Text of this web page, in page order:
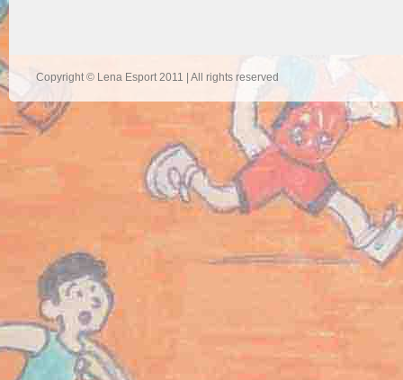
Copyright © Lena Esport 2011 | All rights reserved